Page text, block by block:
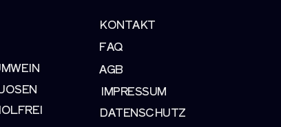
KONTAKT
FAQ
AGB
IMPRESSUM
DATENSCHUTZ